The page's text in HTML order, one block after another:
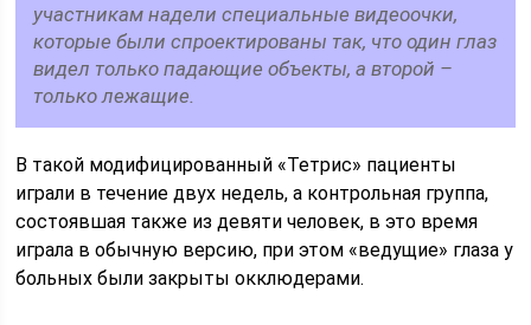
участникам надели специальные видеоочки,
которые были спроектированы так, что один глаз
видел только падающие объекты, а второй –
только лежащие.
В такой модифицированный «Тетрис» пациенты
играли в течение двух недель, а контрольная группа,
состоявшая также из девяти человек, в это время
играла в обычную версию, при этом «ведущие» глаза у
больных были закрыты окклюдерами.